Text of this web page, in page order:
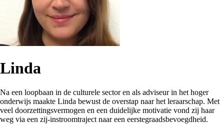
Linda
Na een loopbaan in de culturele sector en als adviseur in het hoger
onderwijs maakte Linda bewust de overstap naar het leraarschap. Met
veel doorzettingsvermogen en een duidelijke motivatie vond zij haar
weg via een zij-instroomtraject naar een eerstegraadsbevoegdheid.